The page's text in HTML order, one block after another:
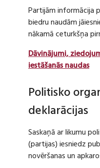
Partijām informācija
biedru naudām
nākamā ceturkšņa
Dāvinājumi,
iestāšanās naudas
Politisko
deklarācijas
Saskaņā ar likumu
(partijas) iesniedz
novēršanas un